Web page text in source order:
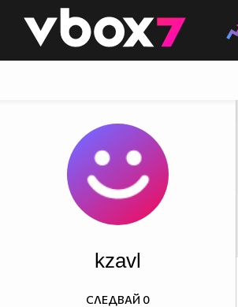
👾
kzavl
СЛЕДВАЙ 0